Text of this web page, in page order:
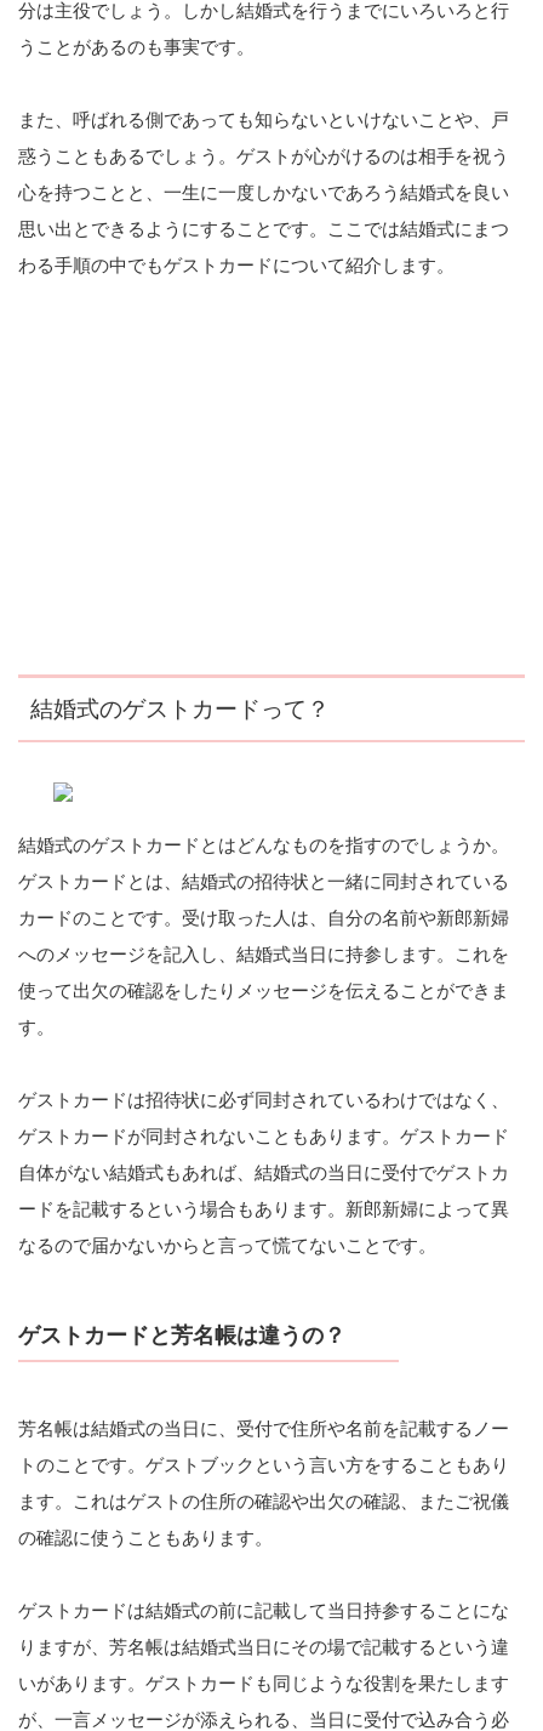
分は主役でしょう。しかし結婚式を行うまでにいろいろと行
うことがあるのも事実です。
また、呼ばれる側であっても知らないといけないことや、戸
惑うこともあるでしょう。ゲストが心がけるのは相手を祝う
心を持つことと、一生に一度しかないであろう結婚式を良い
思い出とできるようにすることです。ここでは結婚式にまつ
わる手順の中でもゲストカードについて紹介します。
結婚式のゲストカードって？
結婚式のゲストカードとはどんなものを指すのでしょうか。
ゲストカードとは、結婚式の招待状と一緒に同封されている
カードのことです。受け取った人は、自分の名前や新郎新婦
へのメッセージを記入し、結婚式当日に持参します。これを
使って出欠の確認をしたりメッセージを伝えることができま
す。
ゲストカードは招待状に必ず同封されているわけではなく、
ゲストカードが同封されないこともあります。ゲストカード
自体がない結婚式もあれば、結婚式の当日に受付でゲストカ
ードを記載するという場合もあります。新郎新婦によって異
なるので届かないからと言って慌てないことです。
ゲストカードと芳名帳は違うの？
芳名帳は結婚式の当日に、受付で住所や名前を記載するノー
トのことです。ゲストブックという言い方をすることもあり
ます。これはゲストの住所の確認や出欠の確認、またご祝儀
の確認に使うこともあります。
ゲストカードは結婚式の前に記載して当日持参することにな
りますが、芳名帳は結婚式当日にその場で記載するという違
いがあります。ゲストカードも同じような役割を果たします
が、一言メッセージが添えられる、当日に受付で込み合う必